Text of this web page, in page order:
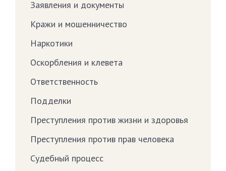
Заявления и документы
Кражи и мошенничество
Наркотики
Оскорбления и клевета
Ответственность
Подделки
Преступления против жизни и здоровья
Преступления против прав человека
Судебный процесс